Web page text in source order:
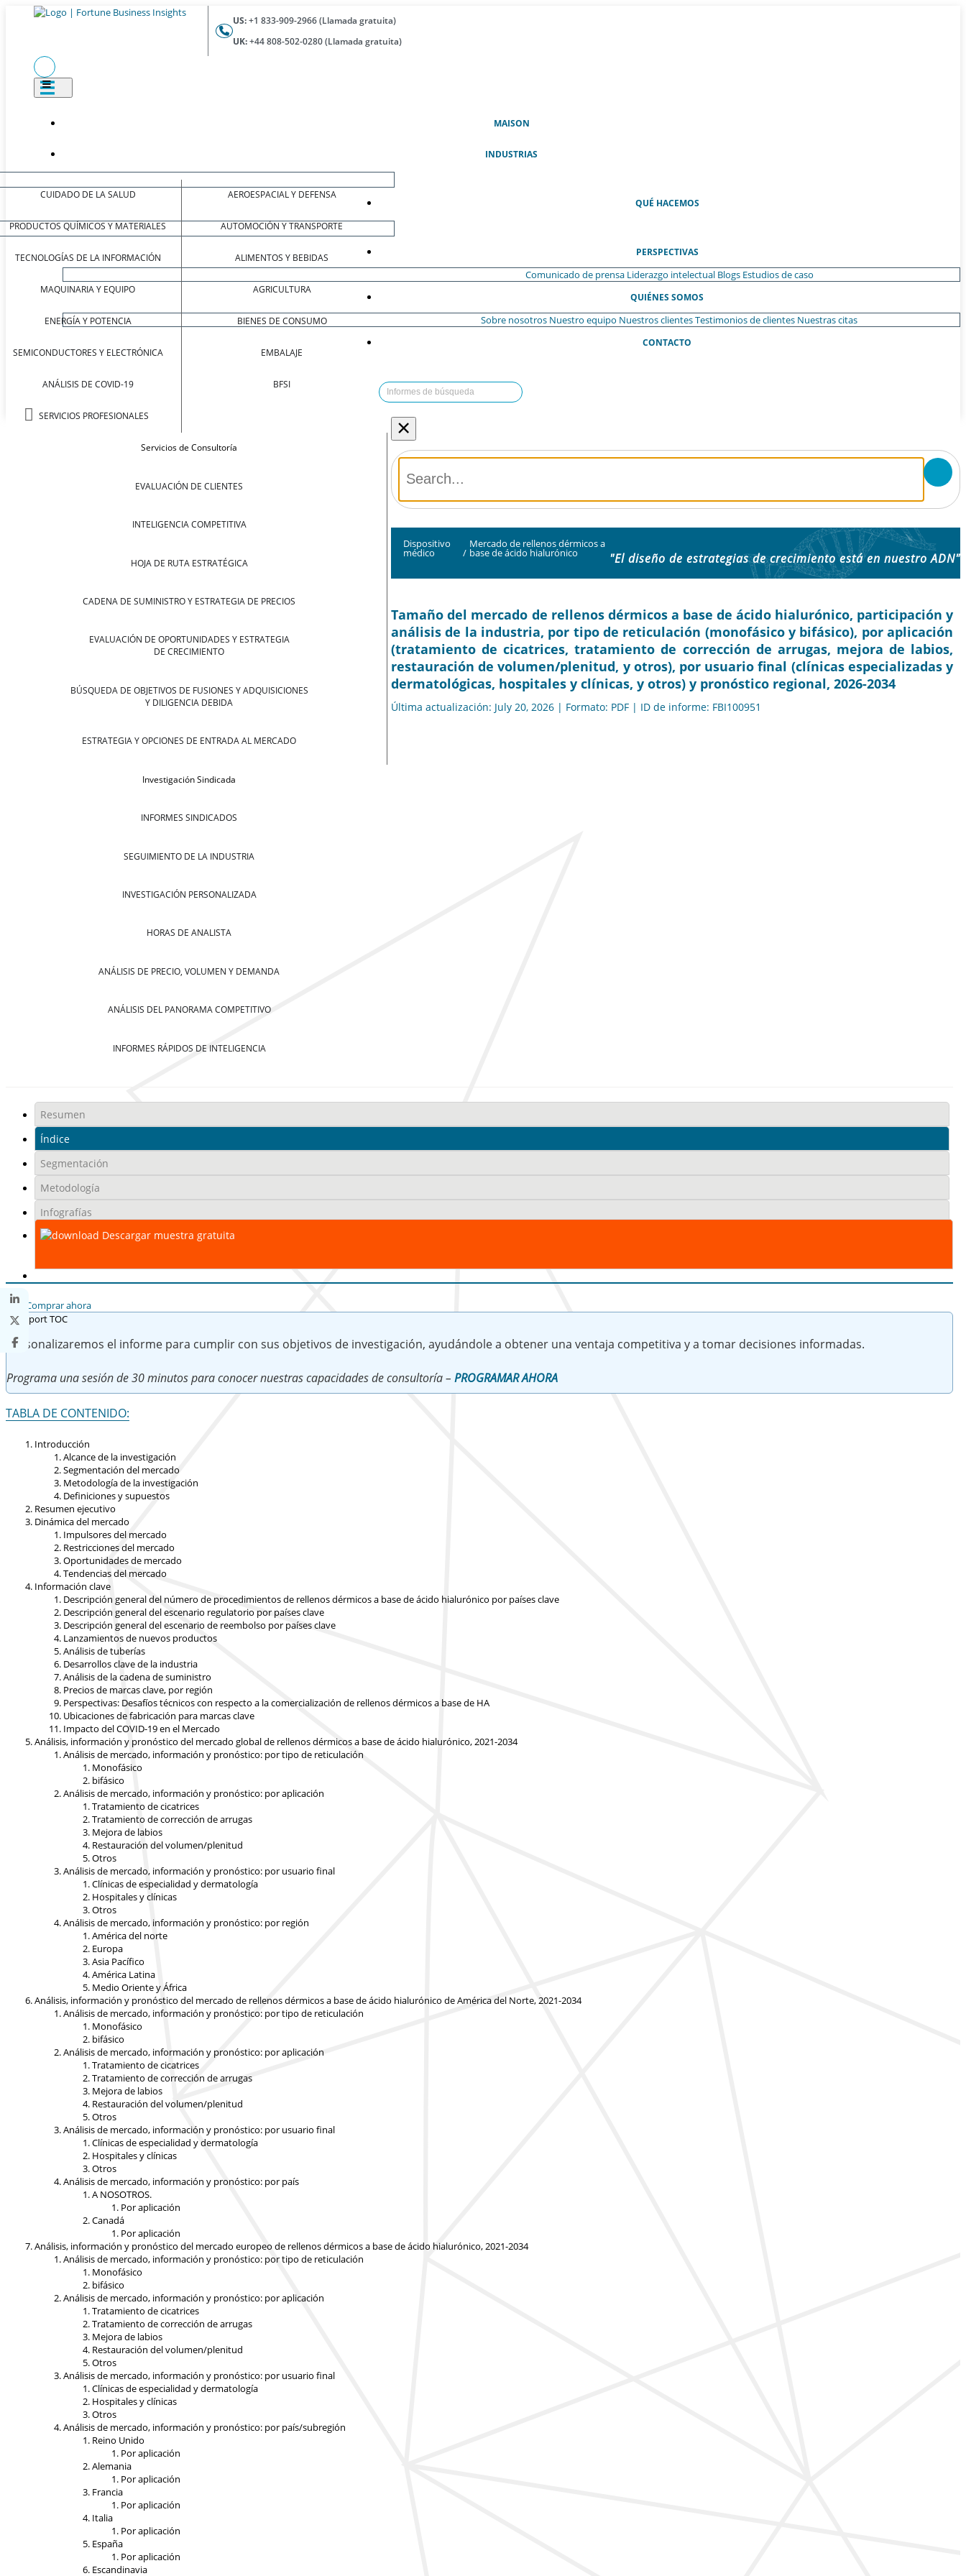
US:+1 833-909-2966 (Llamada gratuita)
UK:+44 808-502-0280 (Llamada gratuita)
MAISON(ACTUAL)
INDUSTRIAS
CUIDADO DE LA SALUD
PRODUCTOS QUÍMICOS Y MATERIALES
TECNOLOGÍAS DE LA INFORMACIÓN
MAQUINARIA Y EQUIPO
ENERGÍA Y POTENCIA
SEMICONDUCTORES Y ELECTRÓNICA
ANÁLISIS DE COVID-19
SERVICIOS PROFESIONALES
AEROESPACIAL Y DEFENSA
AUTOMOCIÓN Y TRANSPORTE
ALIMENTOS Y BEBIDAS
AGRICULTURA
BIENES DE CONSUMO
EMBALAJE
BFSI
QUÉ HACEMOS
Servicios de Consultoría
EVALUACIÓN DE CLIENTES
INTELIGENCIA COMPETITIVA
HOJA DE RUTA ESTRATÉGICA
CADENA DE SUMINISTRO Y ESTRATEGIA DE PRECIOS
EVALUACIÓN DE OPORTUNIDADES Y ESTRATEGIA
DE CRECIMIENTO
BÚSQUEDA DE OBJETIVOS DE FUSIONES Y ADQUISICIONES
Y DILIGENCIA DEBIDA
ESTRATEGIA Y OPCIONES DE ENTRADA AL MERCADO
Investigación Sindicada
INFORMES SINDICADOS
SEGUIMIENTO DE LA INDUSTRIA
INVESTIGACIÓN PERSONALIZADA
HORAS DE ANALISTA
ANÁLISIS DE PRECIO, VOLUMEN Y DEMANDA
ANÁLISIS DEL PANORAMA COMPETITIVO
INFORMES RÁPIDOS DE INTELIGENCIA
PERSPECTIVAS
Comunicado de prensa Liderazgo intelectual Blogs Estudios de caso
QUIÉNES SOMOS
Sobre nosotros Nuestro equipo Nuestros clientesTestimonios de clientes Nuestras citas
CONTACTO
×
Dispositivo
médico /
Mercado de rellenos dérmicos a
base de ácido hialurónico "El diseño de estrategias de crecimiento está en nuestro ADN"
Tamaño del mercado de rellenos dérmicos a base de ácido hialurónico, participación y
análisis de la industria, por tipo de reticulación (monofásico y bifásico), por aplicación
(tratamiento de cicatrices, tratamiento de corrección de arrugas, mejora de labios,
restauración de volumen/plenitud, y otros), por usuario final (clínicas especializadas y
dermatológicas, hospitales y clínicas, y otros) y pronóstico regional, 2026-2034
Última actualización: July 20, 2026 | Formato: PDF | ID de informe: FBI100951
Resumen
Índice
Segmentación
Metodología
Infografías
Descargar muestra gratuita
Comprar ahora
Personalizaremos el informe para cumplir con sus objetivos de investigación, ayudándole a obtener una ventaja competitiva y a tomar decisiones informadas.
Programa una sesión de 30 minutos para conocer nuestras capacidades de consultoría – PROGRAMAR AHORA
TABLA DE CONTENIDO:
Introducción
Alcance de la investigación
Segmentación del mercado
Metodología de la investigación
Definiciones y supuestos
Resumen ejecutivo
Dinámica del mercado
Impulsores del mercado
Restricciones del mercado
Oportunidades de mercado
Tendencias del mercado
Información clave
Descripción general del número de procedimientos de rellenos dérmicos a base de ácido hialurónico por países clave
Descripción general del escenario regulatorio por países clave
Descripción general del escenario de reembolso por países clave
Lanzamientos de nuevos productos
Análisis de tuberías
Desarrollos clave de la industria
Análisis de la cadena de suministro
Precios de marcas clave, por región
Perspectivas: Desafíos técnicos con respecto a la comercialización de rellenos dérmicos a base de HA
Ubicaciones de fabricación para marcas clave
Impacto del COVID-19 en el Mercado
Análisis, información y pronóstico del mercado global de rellenos dérmicos a base de ácido hialurónico, 2021-2034
Análisis de mercado, información y pronóstico: por tipo de reticulación
Monofásico
bifásico
Análisis de mercado, información y pronóstico: por aplicación
Tratamiento de cicatrices
Tratamiento de corrección de arrugas
Mejora de labios
Restauración del volumen/plenitud
Otros
Análisis de mercado, información y pronóstico: por usuario final
Clínicas de especialidad y dermatología
Hospitales y clínicas
Otros
Análisis de mercado, información y pronóstico: por región
América del norte
Europa
Asia Pacífico
América Latina
Medio Oriente y África
Análisis, información y pronóstico del mercado de rellenos dérmicos a base de ácido hialurónico de América del Norte, 2021-2034
Análisis de mercado, información y pronóstico: por tipo de reticulación
Monofásico
bifásico
Análisis de mercado, información y pronóstico: por aplicación
Tratamiento de cicatrices
Tratamiento de corrección de arrugas
Mejora de labios
Restauración del volumen/plenitud
Otros
Análisis de mercado, información y pronóstico: por usuario final
Clínicas de especialidad y dermatología
Hospitales y clínicas
Otros
Análisis de mercado, información y pronóstico: por país
A NOSOTROS.
Por aplicación
Canadá
Por aplicación
Análisis, información y pronóstico del mercado europeo de rellenos dérmicos a base de ácido hialurónico, 2021-2034
Análisis de mercado, información y pronóstico: por tipo de reticulación
Monofásico
bifásico
Análisis de mercado, información y pronóstico: por aplicación
Tratamiento de cicatrices
Tratamiento de corrección de arrugas
Mejora de labios
Restauración del volumen/plenitud
Otros
Análisis de mercado, información y pronóstico: por usuario final
Clínicas de especialidad y dermatología
Hospitales y clínicas
Otros
Análisis de mercado, información y pronóstico: por país/subregión
Reino Unido
Por aplicación
Alemania
Por aplicación
Francia
Por aplicación
Italia
Por aplicación
España
Por aplicación
Escandinavia